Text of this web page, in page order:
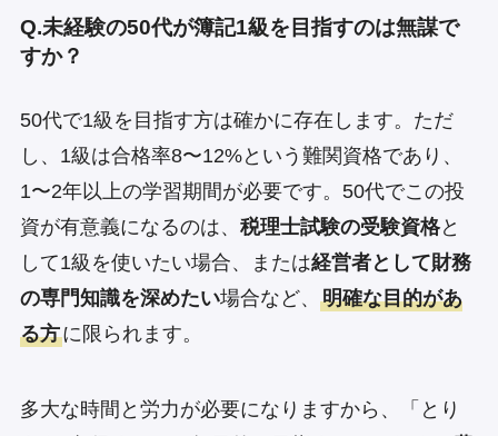
Q.未経験の50代が簿記1級を目指すのは無謀で
すか？
50代で1級を目指す方は確かに存在します。ただ
し、1級は合格率8〜12%という難関資格であり、
1〜2年以上の学習期間が必要です。50代でこの投
資が有意義になるのは、 税理士試験の受験資格と
して1級を使いたい場合、または経営者として財務
の専門知識を深めたい場合など、 明確な目的があ
る方に限られます。
多大な時間と労力が必要になりますから、「とり